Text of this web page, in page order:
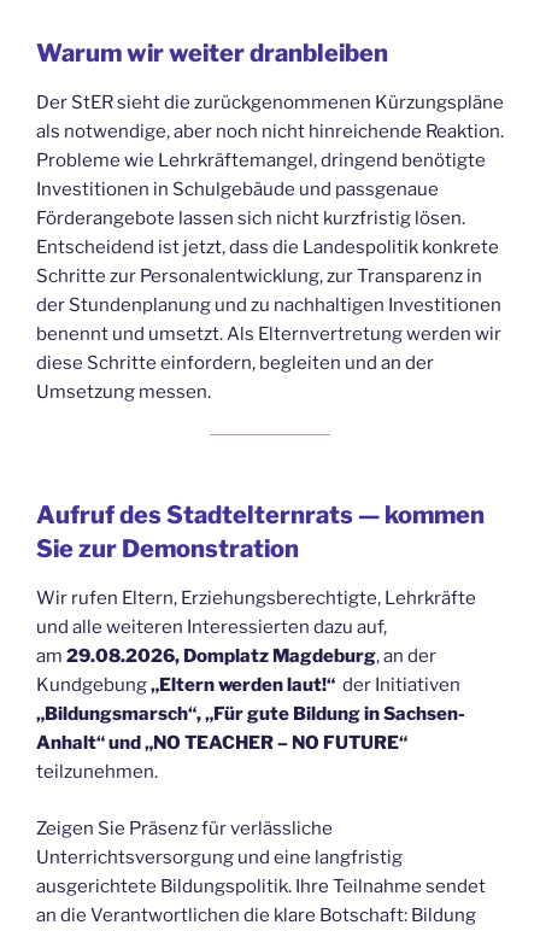
Warum wir weiter dranbleiben
Der StER sieht die zurückgenommenen Kürzungspläne
als notwendige, aber noch nicht hinreichende Reaktion.
Probleme wie Lehrkräftemangel, dringend benötigte
Investitionen in Schulgebäude und passgenaue
Förderangebote lassen sich nicht kurzfristig lösen.
Entscheidend ist jetzt, dass die Landespolitik konkrete
Schritte zur Personalentwicklung, zur Transparenz in
der Stundenplanung und zu nachhaltigen Investitionen
benennt und umsetzt. Als Elternvertretung werden wir
diese Schritte einfordern, begleiten und an der
Umsetzung messen.
Aufruf des Stadtelternrats — kommen
Sie zur Demonstration
Wir rufen Eltern, Erziehungsberechtigte, Lehrkräfte
und alle weiteren Interessierten dazu auf,
am 29.08.2026, Domplatz Magdeburg, an der
Kundgebung„Eltern werden laut!“ der Initiativen
„Bildungsmarsch“, „Für gute Bildung in Sachsen-
Anhalt“ und „NO TEACHER – NO FUTURE“
teilzunehmen.
Zeigen Sie Präsenz für verlässliche
Unterrichtsversorgung und eine langfristig
ausgerichtete Bildungspolitik. Ihre Teilnahme sendet
an die Verantwortlichen die klare Botschaft: Bildung